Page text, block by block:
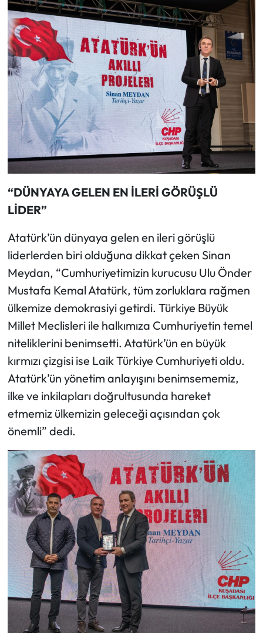
“DÜNYAYA GELEN EN İLERİ GÖRÜŞLÜ
LİDER”
Atatürk’ün dünyaya gelen en ileri görüşlü
liderlerden biri olduğuna dikkat çeken Sinan
Meydan, “Cumhuriyetimizin kurucusu Ulu Önder
Mustafa Kemal Atatürk, tüm zorluklara rağmen
ülkemize demokrasiyi getirdi. Türkiye Büyük
Millet Meclisleri ile halkımıza Cumhuriyetin temel
niteliklerini benimsetti. Atatürk’ün en büyük
kırmızı çizgisi ise Laik Türkiye Cumhuriyeti oldu.
Atatürk’ün yönetim anlayışını benimsememiz,
ilke ve inkilapları doğrultusunda hareket
etmemiz ülkemizin geleceği açısından çok
önemli” dedi.